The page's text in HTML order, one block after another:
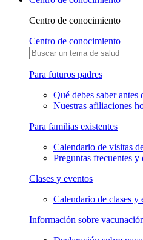
Centro de conocimiento
Centro de conocimiento
Para futuros padres
Qué debes saber antes
Nuestras afiliaciones
Para familias existentes
Calendario de visitas
Preguntas frecuentes y
Clases y eventos
Calendario de clases y
Información sobre